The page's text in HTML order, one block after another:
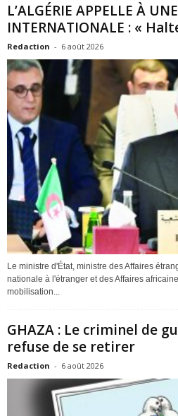
L’ALGÉRIE APPELLE À
INTERNATIONALE : «
Redaction - 6 août 2026
Le ministre d'État, ministre des Affaires
nationale à l'étranger et des Affaires
mobilisation...
GHAZA : Le criminel de
refuse de se retirer
Redaction - 6 août 2026